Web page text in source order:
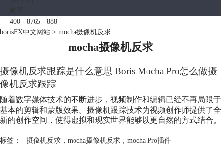
400 - 8765 - 888
borisFX中文网站 > mocha摄像机反求
mocha摄像机反求
摄像机反求跟踪是什么意思 Boris Mocha Pro怎么做摄
像机反求跟踪
随着数字媒体技术的不断进步，视频制作和编辑已经不再局限于
基本的剪辑和蒙版效果。摄像机跟踪技术为视频创作师提供了全
新的创作空间，使得虚拟和现实世界能够以更自然的方式结合。
标签： 摄像机反求， mocha摄像机反求， mocha Pro插件